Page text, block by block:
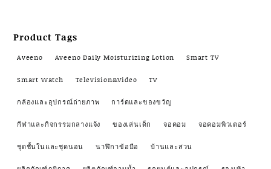
Product Tags
Aveeno Aveeno Daily Moisturizing Lotion Smart TV
Smart Watch Television&Video TV
กล้องและอุปกรณ์ถ่ายภาพ การ์ดและของขวัญ
กีฬาและกิจกรรมกลางแจ้ง ของเล่นเด็ก จอคอม จอคอมพิวเตอร์
ชุดชั้นในและชุดนอน นาฬิกาข้อมือ บ้านและสวน